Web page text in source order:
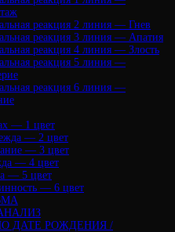
реакция 2 линия — Гнев
реакция 3 линия — Апатия
реакция 4 линия — Злость
реакция 5 линия —
реакция 6 линия —
— 1 цвет
— 2 цвет
— 3 цвет
— 4 цвет
— 5 цвет
— 6 цвет
ДАТЕ РОЖДЕНИЯ /